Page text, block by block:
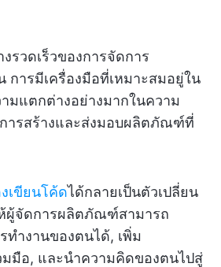
รวดเร็วของการจัดการ
ารมีเครื่องมือที่เหมาะสมอยู่ใน
มแตกต่างอย่างมากในความ
ารสร้างและส่งมอบผลิตภัณฑ์ที่
เขียนโค้ดได้กลายเป็นตัวเปลี่ยน
ผู้จัดการผลิตภัณฑ์สามารถ
ทำงานของตนได้, เพิ่ม
มือ, และนำความคิดของตนไปสู่